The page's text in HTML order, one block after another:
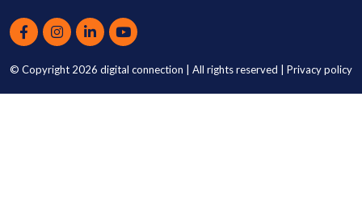
© Copyright 2026 digital connection | All rights reserved | Privacy policy